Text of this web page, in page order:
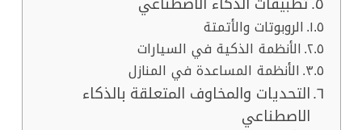
الروبوتات والأتمتة
الأنظمة الذكية في السيارات
الأنظمة المساعدة في المنازل
التحديات والمخاوف المتعلقة بالذكاء
الاصطناعي